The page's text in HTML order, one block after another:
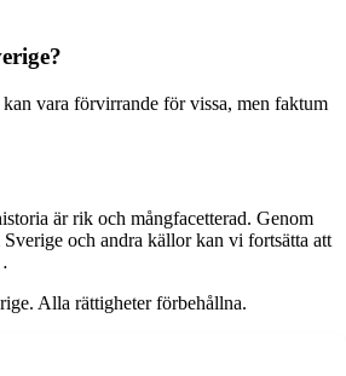
vara förvirrande för vissa, men faktum
är rik och mångfacetterad. Genom
och andra källor kan vi fortsätta att
Alla rättigheter förbehållna.